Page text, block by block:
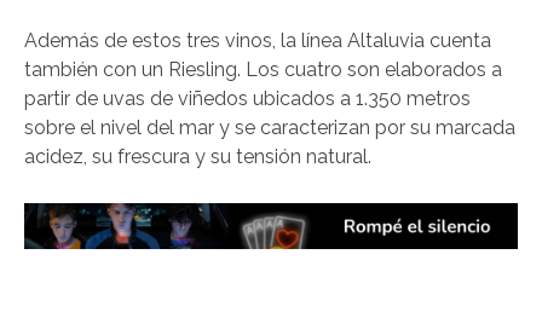
Además de estos tres vinos, la línea Altaluvia cuenta
también con un Riesling. Los cuatro son elaborados a
partir de uvas de viñedos ubicados a 1.350 metros
sobre el nivel del mar y se caracterizan por su marcada
acidez, su frescura y su tensión natural.